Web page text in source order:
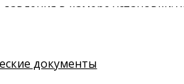
в камере установки;
стойкость части
литья для сплавов с
документы